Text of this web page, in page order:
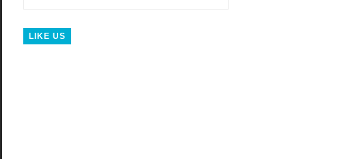
LIKE US